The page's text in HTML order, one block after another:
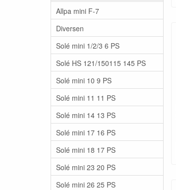
Allpa mini F-7
Diversen
Solé mini 1/2/3 6 PS
Solé HS 121/150115 145 PS
Solé mini 10 9 PS
Solé mini 11 11 PS
Solé mini 14 13 PS
Solé mini 17 16 PS
Solé mini 18 17 PS
Solé mini 23 20 PS
Solé mini 26 25 PS